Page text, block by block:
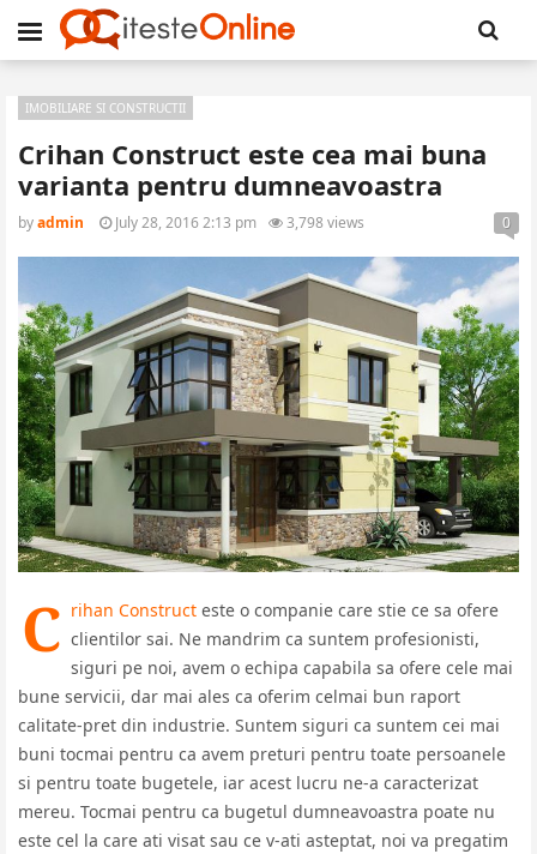
Crihan Construct este cea mai buna
varianta pentru dumneavoastra
IMOBILIARE SI CONSTRUCTII
byadmin July 28, 2016 2:13 pm 3,798 views 0
C rihan Construct este o companie care stie ce sa ofere
clientilor sai. Ne mandrim ca suntem profesionisti,
siguri pe noi, avem o echipa capabila sa ofere cele mai
bune servicii, dar mai ales ca oferim celmai bun raport
calitate-pret din industrie. Suntem siguri ca suntem cei mai
buni tocmai pentru ca avem preturi pentru toate persoanele
si pentru toate bugetele, iar acest lucru ne-a caracterizat
mereu. Tocmai pentru ca bugetul dumneavoastra poate nu
este cel la care ati visat sau ce v-ati asteptat, noi va pregatim